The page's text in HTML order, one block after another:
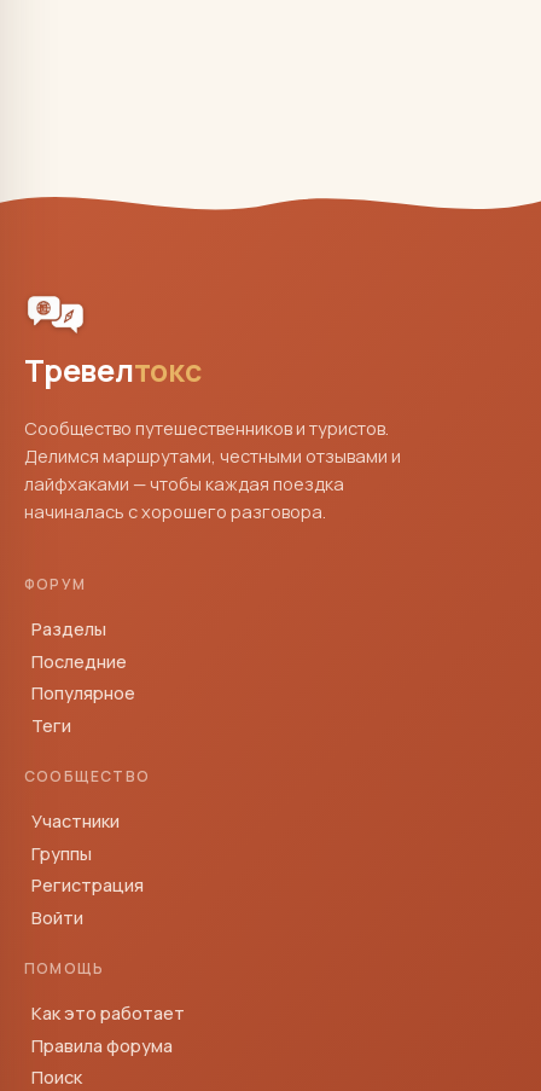
Тревелтокс
Сообщество путешественников и туристов.
Делимся маршрутами, честными отзывами и
лайфхаками — чтобы каждая поездка
начиналась с хорошего разговора.
ФОРУМ
Разделы
Последние
Популярное
Теги
СООБЩЕСТВО
Участники
Группы
Регистрация
Войти
ПОМОЩЬ
Как это работает
Правила форума
Поиск